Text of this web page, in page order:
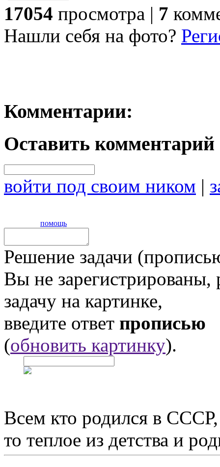
17054 просмотра | 7
Нашли себя на фото?
Комментарии:
Оставить комментарий
войти под своим ником |
помощь
Решение задачи
Вы не
задачу на картинке,
введите ответ прописью
(обновить картинку).
Всем кто родился в
то теплое из детства и